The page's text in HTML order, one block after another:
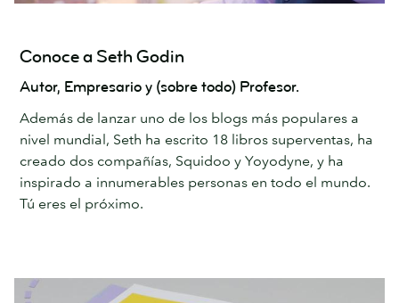
Conoce a Seth Godin
Autor, Empresario y (sobre todo) Profesor.
Además de lanzar uno de los blogs más populares a
nivel mundial, Seth ha escrito 18 libros superventas, ha
creado dos compañías, Squidoo y Yoyodyne, y ha
inspirado a innumerables personas en todo el mundo.
Tú eres el próximo.